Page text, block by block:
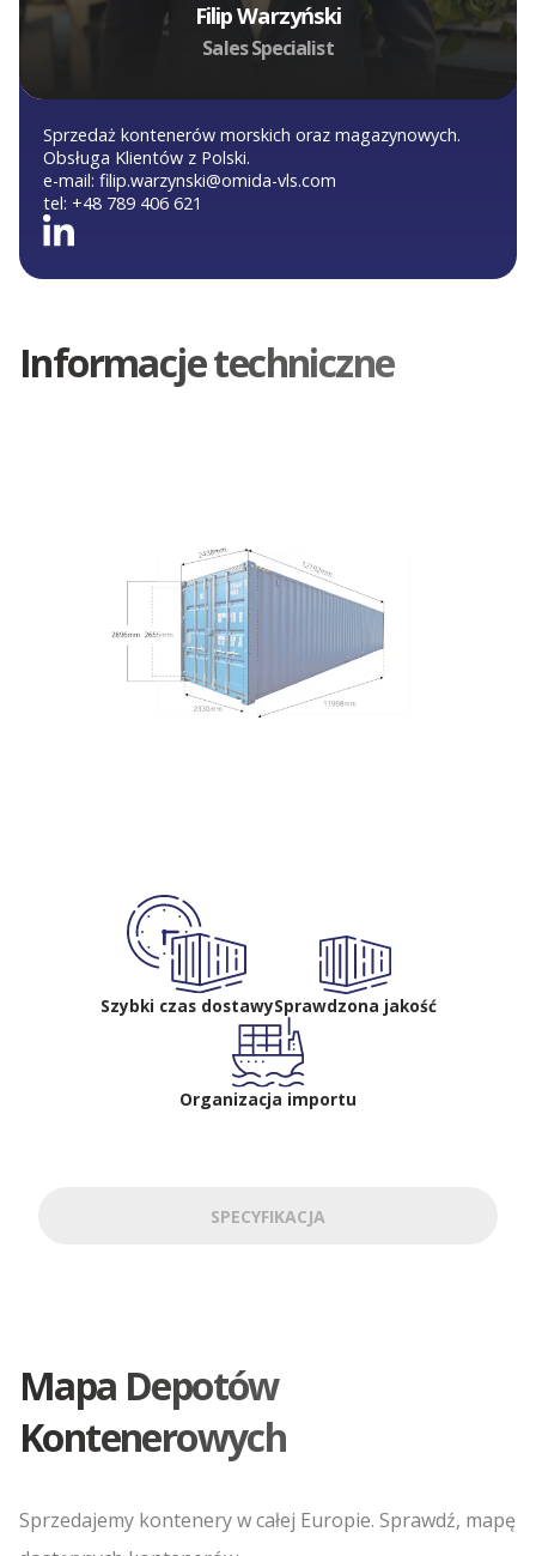
Filip Warzyński
Sales Specialist
Sprzedaż kontenerów morskich oraz magazynowych.
Obsługa Klientów z Polski.
e-mail: filip.warzynski@omida-vls.com
tel: +48 789 406 621
Informacje techniczne
Szybki czas dostawySprawdzona jakość
Organizacja importu
SPECYFIKACJA
Mapa Depotów
Kontenerowych
Sprzedajemy kontenery w całej Europie. Sprawdź, mapę